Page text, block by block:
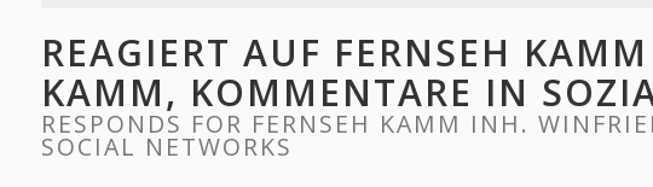
REAGIERT AUF FERNSEH
KAMM, KOMMENTARE IN
RESPONDS FOR FERNSEH KAMM INH.
SOCIAL NETWORKS